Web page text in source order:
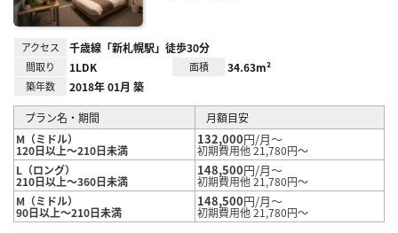
アクセス 千歳線「新札幌駅」徒歩30分
間取り 1LDK 面積 34.63m²
築年数 2018年 01月 築
プラン名・期間
月額目安
M（ミドル）
120日以上～210日未満
132,000円/月～
初期費用他 21,780円～
L（ロング）
210日以上～360日未満
148,500円/月～
初期費用他 21,780円～
M（ミドル）
90日以上～210日未満
148,500円/月～
初期費用他 21,780円～